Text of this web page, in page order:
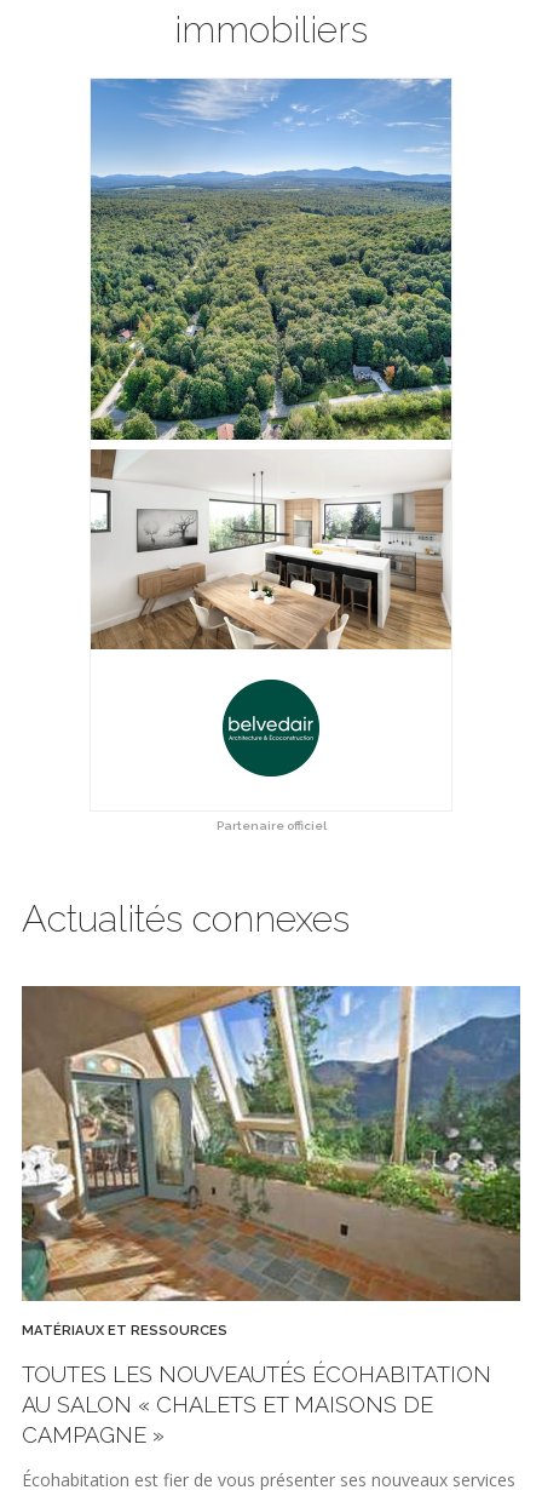
immobiliers
Partenaire officiel
Actualités connexes
MATÉRIAUX ET RESSOURCES
TOUTES LES NOUVEAUTÉS ÉCOHABITATION
AU SALON « CHALETS ET MAISONS DE
CAMPAGNE »
Écohabitation est fier de vous présenter ses nouveaux services